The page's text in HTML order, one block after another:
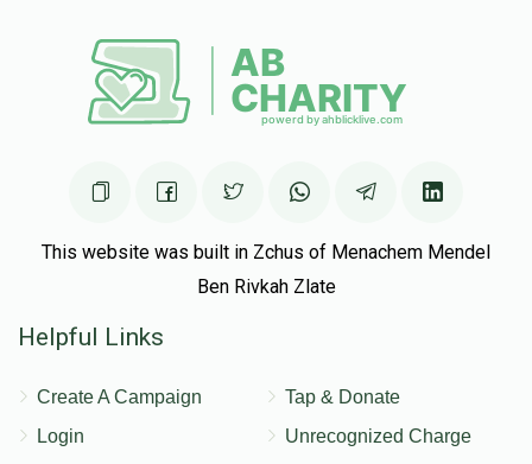
This website was built in Zchus of Menachem Mendel
Ben Rivkah Zlate
Helpful Links
Create A Campaign
Login
Tap & Donate
Unrecognized Charge